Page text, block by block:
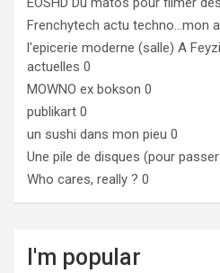
Frenchytech actu techno…mon
l'epicerie moderne (salle) A
actuelles 0
MOWNO ex bokson 0
publikart 0
un sushi dans mon pieu 0
Une pile de disques (pour
Who cares, really ? 0
I'm popular